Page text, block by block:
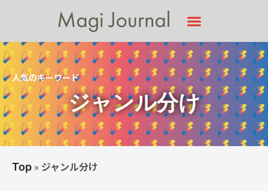
人気のキーワード
ジャンル分け
Top » ジャンル分け